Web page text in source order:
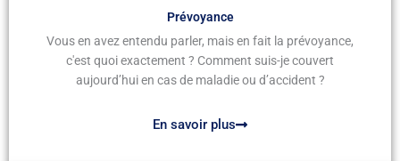
Prévoyance
Vous en avez entendu parler, mais en fait la prévoyance,
c'est quoi exactement ? Comment suis-je couvert
aujourd’hui en cas de maladie ou d’accident ?
En savoir plus